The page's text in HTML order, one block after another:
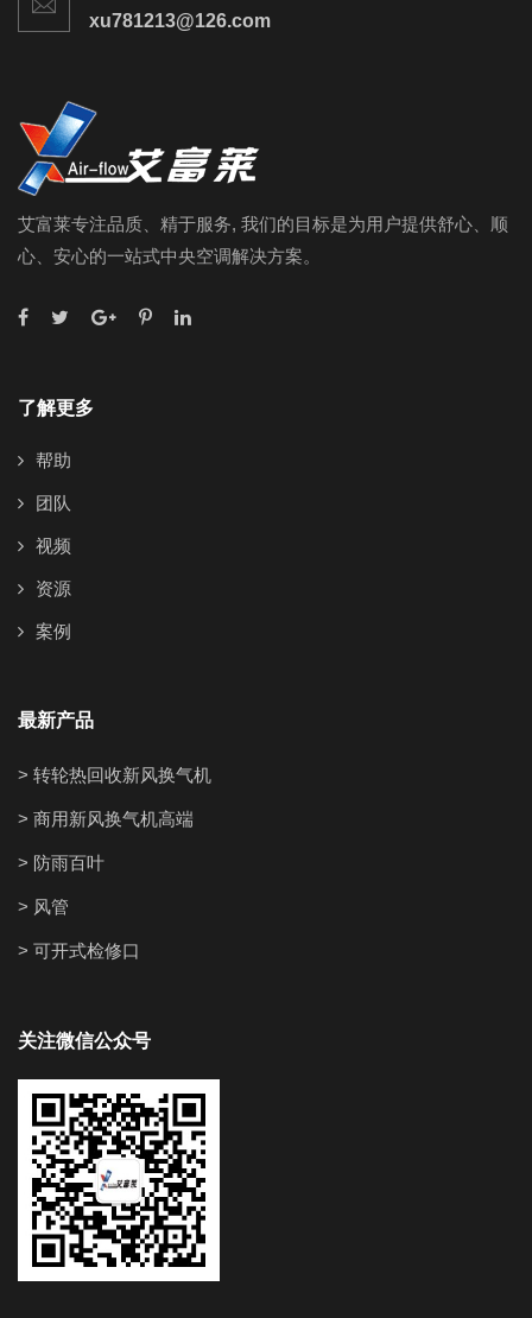
xu781213@126.com
艾富莱专注品质、精于服务, 我们的目标是为用户提供舒心、顺
心、安心的一站式中央空调解决方案。
了解更多
帮助
团队
视频
资源
案例
最新产品
> 转轮热回收新风换气机
> 商用新风换气机高端
> 防雨百叶
> 风管
> 可开式检修口
关注微信公众号